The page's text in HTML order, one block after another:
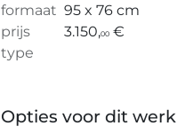
formaat 95 x 76 cm
prijs
3.150,00 €
type
Opties voor dit werk